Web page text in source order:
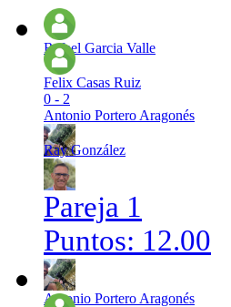
Rafael Garcia Valle
Felix Casas Ruiz
0 - 2
Antonio Portero Aragonés
Ray González
Pareja 1
Puntos: 12.00
Antonio Portero Aragonés